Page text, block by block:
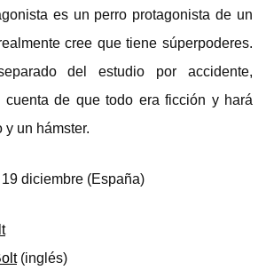
es un perro protagonista de un
cree que tiene súperpoderes.
del estudio por accidente,
cuenta de que todo era ficción y hará
y un hámster.
19 diciembre (España)
(inglés)